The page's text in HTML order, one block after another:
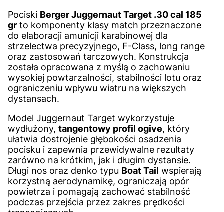
Pociski Berger Juggernaut Target .30 cal 185
gr to komponenty klasy match przeznaczone
do elaboracji amunicji karabinowej dla
strzelectwa precyzyjnego, F-Class, long range
oraz zastosowań tarczowych. Konstrukcja
została opracowana z myślą o zachowaniu
wysokiej powtarzalności, stabilności lotu oraz
ograniczeniu wpływu wiatru na większych
dystansach.
Model Juggernaut Target wykorzystuje
wydłużony, tangentowy profil ogive, który
ułatwia dostrojenie głębokości osadzenia
pocisku i zapewnia przewidywalne rezultaty
zarówno na krótkim, jak i długim dystansie.
Długi nos oraz denko typu Boat Tail wspierają
korzystną aerodynamikę, ograniczają opór
powietrza i pomagają zachować stabilność
podczas przejścia przez zakres prędkości